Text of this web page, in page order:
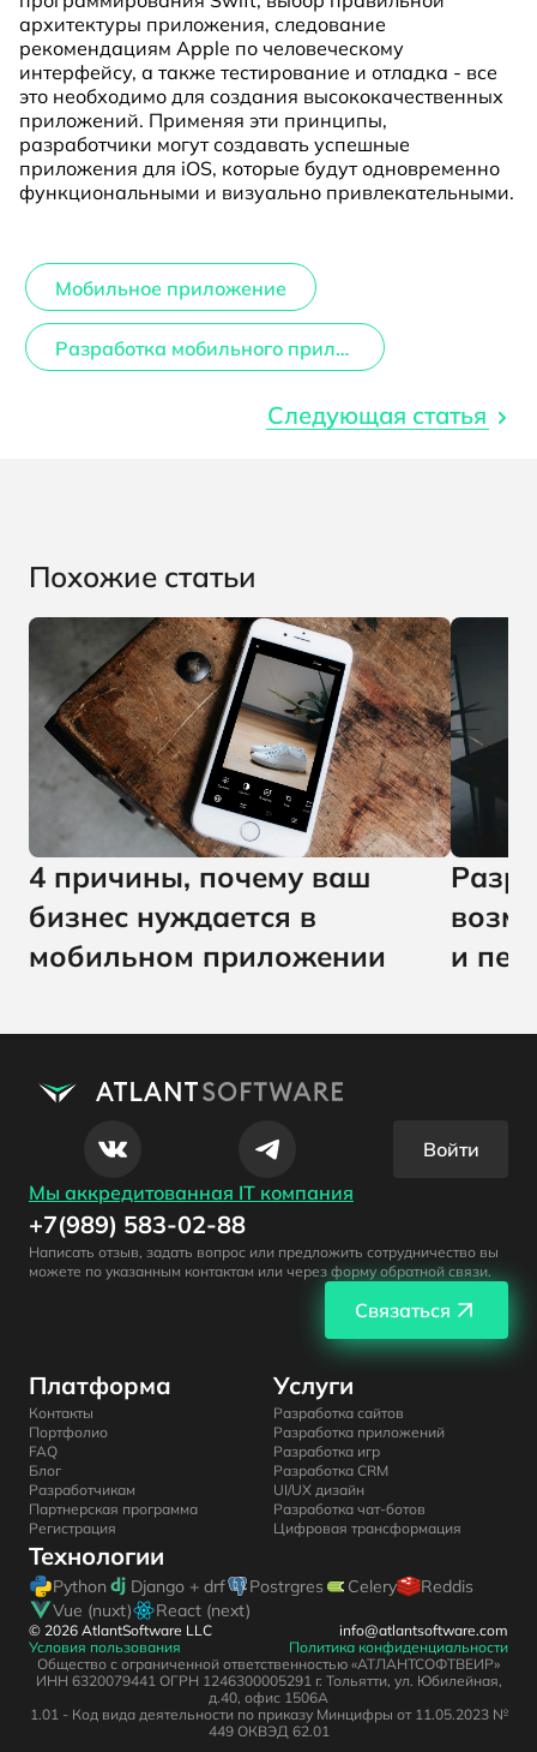
архитектуры приложения, следование
рекомендациям Apple по человеческому
интерфейсу, а также тестирование и отладка - все
это необходимо для создания высококачественных
приложений. Применяя эти принципы,
разработчики могут создавать успешные
приложения для iOS, которые будут одновременно
функциональными и визуально привлекательными.
Мобильное приложение
Разработка мобильного приложения
Следующая статья
Похожие статьи
4 причины, почему ваш
бизнес нуждается в
мобильном приложении
и
Войти
Мы аккредитованная IT компания
+7(989) 583-02-88
Написать отзыв, задать вопрос или предложить сотрудничество вы
можете по указанным контактам или через форму обратной связи.
Связаться
Платформа
Контакты
Портфолио
FAQ
Блог
Разработчикам
Партнерская программа
Регистрация
Услуги
Разработка сайтов
Разработка приложений
Разработка игр
Разработка CRM
UI/UX дизайн
Разработка чат-ботов
Цифровая трансформация
Технологии
Python Django + drf Postrgres Celery
Reddis
Vue (nuxt)
React (next)
© 2026 AtlantSoftware LLC
info@atlantsoftware.com
Условия пользования
Политика конфиденциальности
Общество с ограниченной ответственностью «АТЛАНТСОФТВЕИР»
ИНН 6320079441 ОГРН 1246300005291 г. Тольятти, ул. Юбилейная,
д.40, офис 1506А
1.01 - Код вида деятельности по приказу Минцифры от 11.05.2023 №
449 ОКВЭД 62.01